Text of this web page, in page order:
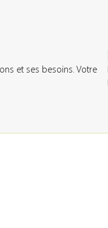
et ses besoins. Votre